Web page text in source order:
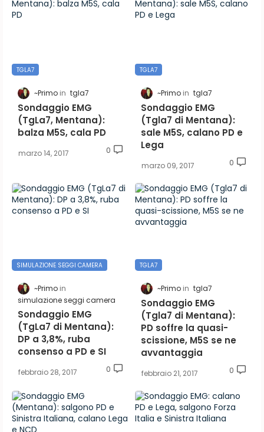
TGLA7
~Primo tgla7
Sondaggio EMG
(TgLa7, Mentana):
balza M5S, cala PD
marzo 14, 2017 0
TGLA7
~Primo tgla7
Sondaggio EMG
(Tgla7 di Mentana):
sale M5S, calano PD e
Lega
marzo 09, 2017 0
SIMULAZIONE SEGGI CAMERA
~Primo
simulazione seggi camera
Sondaggio EMG
(TgLa7 di Mentana):
DP a 3,8%, ruba
consenso a PD e SI
febbraio 28, 2017 0
TGLA7
~Primo tgla7
Sondaggio EMG
(Tgla7 di Mentana):
PD soffre la quasi-
scissione, M5S se ne
avvantaggia
febbraio 21, 2017 0